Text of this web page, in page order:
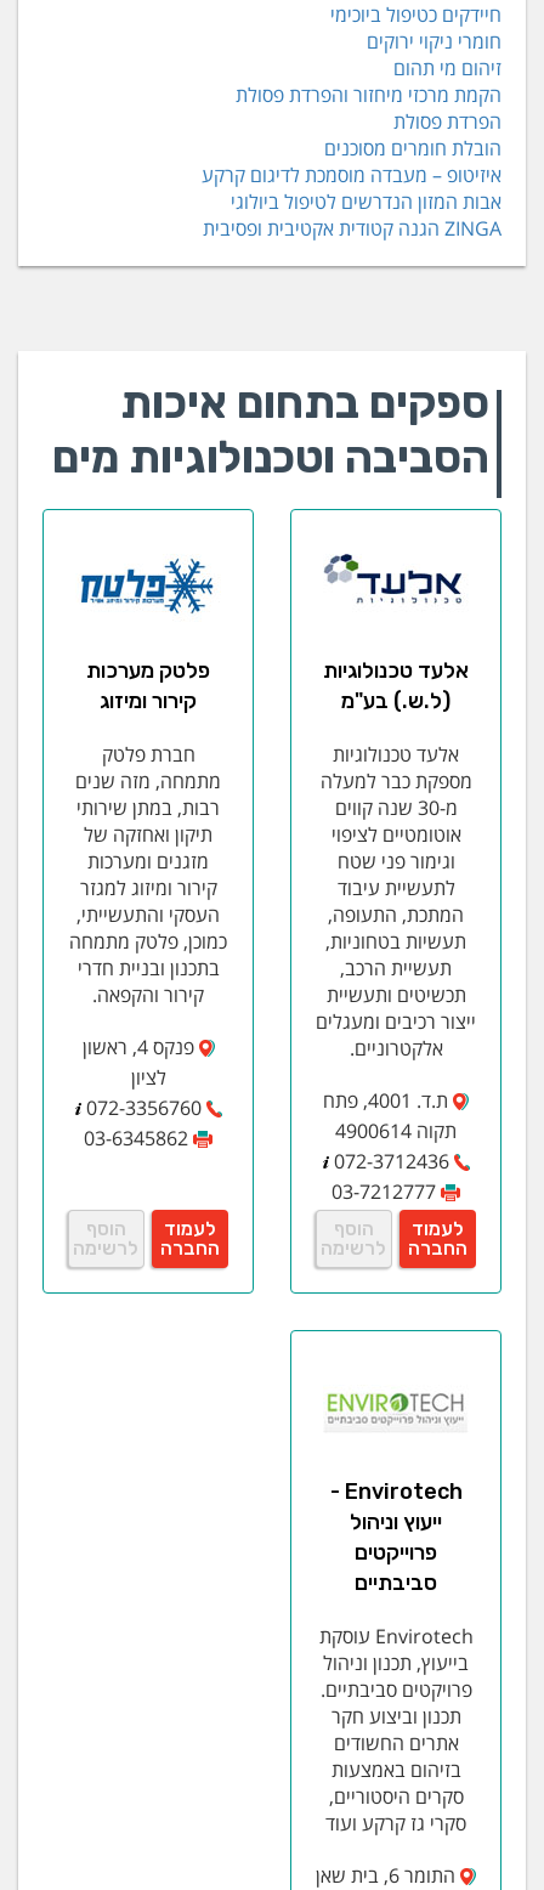
חיידקים כטיפול ביוכימי
חומרי ניקוי ירוקים
זיהום מי תהום
הקמת מרכזי מיחזור והפרדת פסולת
הפרדת פסולת
הובלת חומרים מסוכנים
איזיטופ – מעבדה מוסמכת לדיגום קרקע
אבות המזון הנדרשים לטיפול ביולוגי
ZINGA הגנה קטודית אקטיבית ופסיבית
ספקים בתחום איכות
הסביבה וטכנולוגיות מים
אלעד טכנולוגיות
(ל.ש.) בע"מ
אלעד טכנולוגיות
מספקת כבר למעלה
מ-30 שנה קווים
אוטומטיים לציפוי
וגימור פני שטח
לתעשיית עיבוד
המתכת, התעופה,
תעשיות בטחוניות,
תעשיית הרכב,
תכשיטים ותעשיית
ייצור רכיבים ומעגלים
אלקטרוניים.
ת.ד. 4001, פתח
תקוה 4900614
072-3712436
03-7212777
לעמוד
החברה
הוסף
לרשימה
פלטק מערכות
קירור ומיזוג
חברת פלטק
מתמחה, מזה שנים
רבות, במתן שירותי
תיקון ואחזקה של
מזגנים ומערכות
קירור ומיזוג למגזר
העסקי והתעשייתי,
כמוכן, פלטק מתמחה
בתכנון ובניית חדרי
קירור והקפאה.
פנקס 4, ראשון
לציון
072-3356760
03-6345862
לעמוד
החברה
הוסף
לרשימה
Envirotech -
ייעוץ וניהול
פרוייקטים
סביבתיים
Envirotech עוסקת
בייעוץ, תכנון וניהול
פרויקטים סביבתיים.
תכנון וביצוע חקר
אתרים החשודים
בזיהום באמצעות
סקרים היסטוריים,
סקרי גז קרקע ועוד
התומר 6, בית שאן